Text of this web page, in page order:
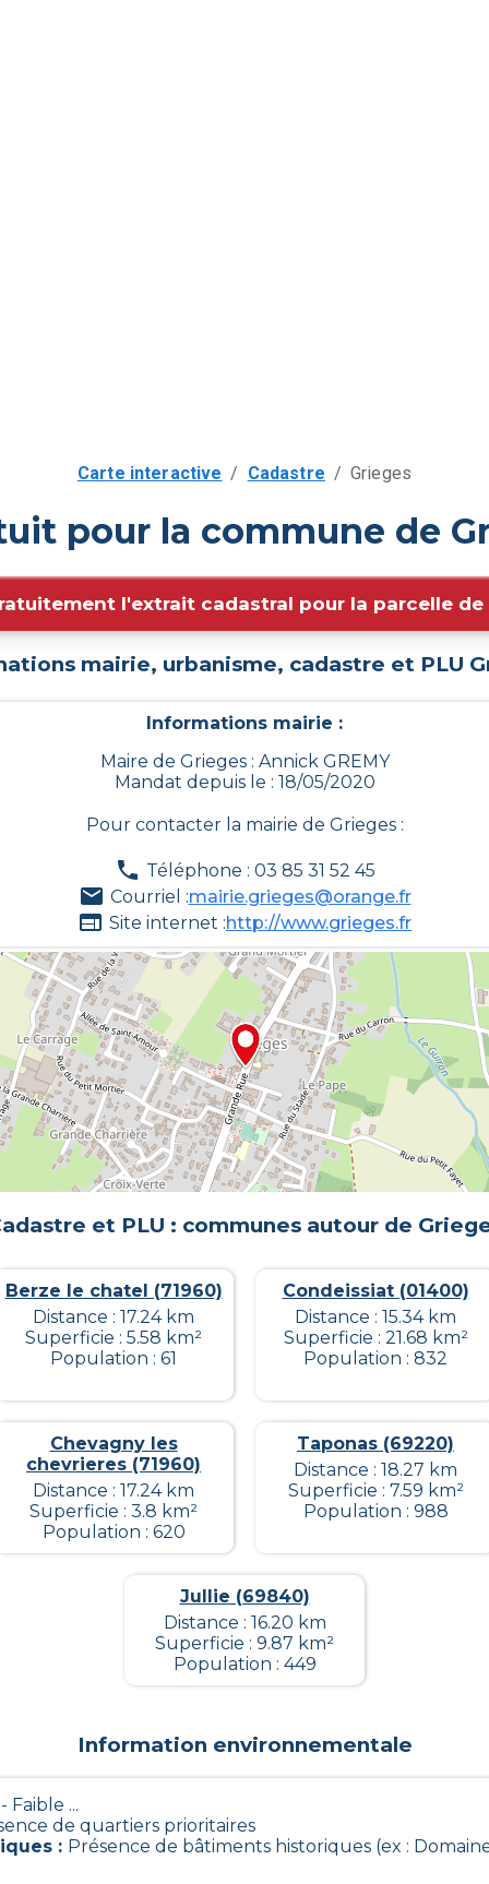
Carte interactive / Cadastre / Grieges
pour la commune de
l'extrait cadastral pour la parcelle de
mairie, urbanisme, cadastre et PLU
Informations mairie :
Maire de Grieges : Annick GREMY
Mandat depuis le : 18/05/2020
Pour contacter la mairie de Grieges:
Téléphone : 03 85 31 52 45
Courriel :mairie.grieges@orange.fr
Site internet :http://www.grieges.fr
et PLU : communes autour de
Berze le chatel (71960)
Distance : 17.24 km
Superficie : 5.58 km²
Population : 61
Condeissiat (01400)
Distance : 15.34 km
Superficie : 21.68 km²
Population : 832
Chevagny les
chevrieres (71960)
Distance : 17.24 km
Superficie : 3.8 km²
Population : 620
Taponas (69220)
Distance : 18.27 km
Superficie : 7.59 km²
Population : 988
Jullie (69840)
Distance : 16.20 km
Superficie : 9.87 km²
Population : 449
Information environnementale
Faible ...
de quartiers prioritaires
: Présence de bâtiments historiques (ex :